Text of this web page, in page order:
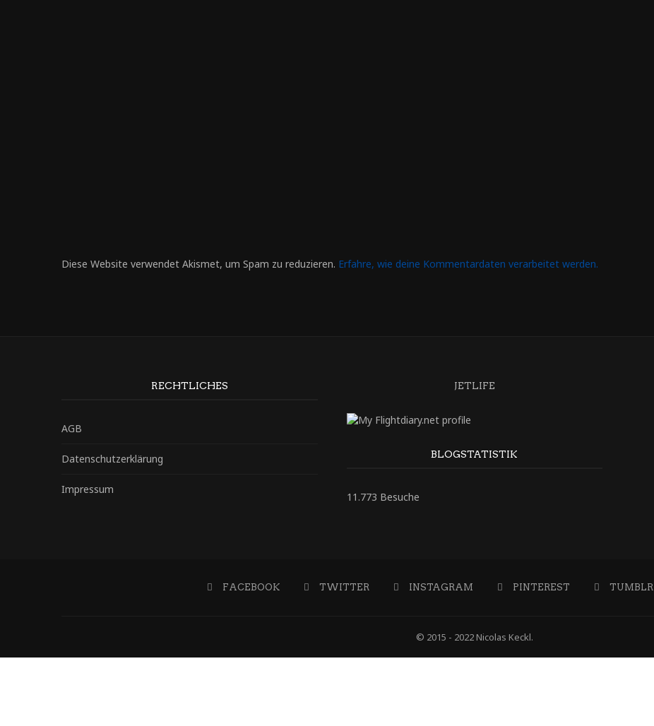
Diese Website verwendet Akismet, um Spam zu reduzieren. Erfahre, wie deine Kommentardaten verarbeitet werden.
RECHTLICHES
AGB
Datenschutzerklärung
Impressum
JETLIFE
BLOGSTATISTIK
11.773 Besuche
FACEBOOK TWITTER INSTAGRAM PINTEREST TUMBLR
© 2015 - 2022 Nicolas Keckl.